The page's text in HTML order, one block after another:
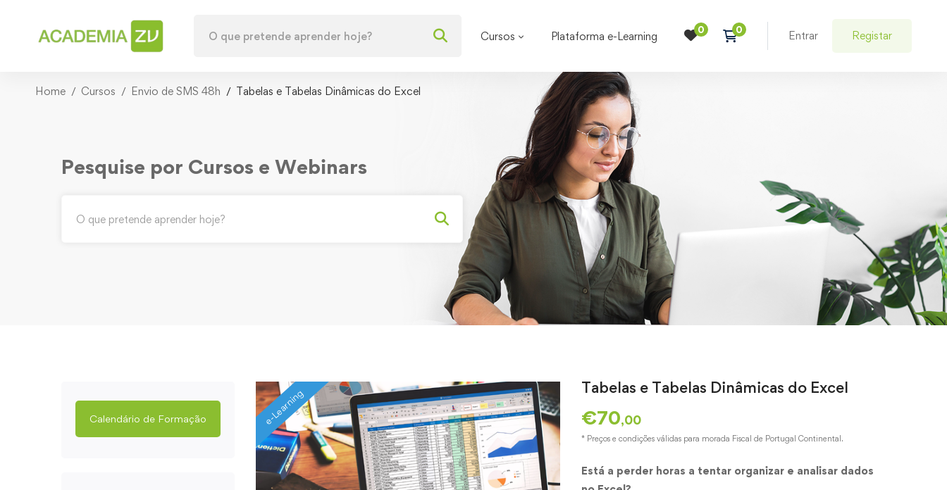
Cursos Plataforma e-Learning Entrar Registar
Home Cursos Envio de SMS 48h Tabelas e Tabelas Dinâmicas do Excel
Pesquise por Cursos e Webinars
Calendário de Formação e-Learning Tabelas e Tabelas Dinâmicas do Excel
€70,00
* Preços e condições válidas para morada Fiscal de Portugal Continental.
Está a perder horas a tentar organizar e analisar dados